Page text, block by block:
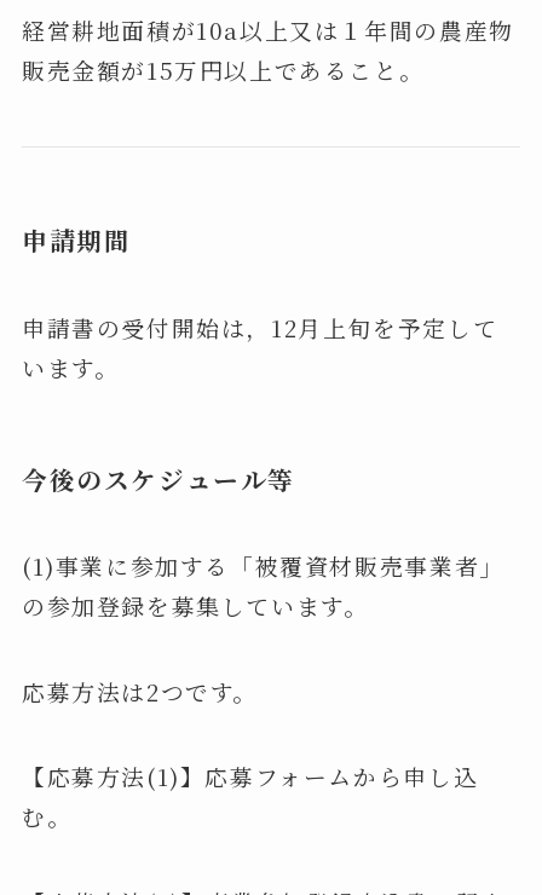
経営耕地面積が10a以上⼜は１年間の農産物
販売⾦額が15万円以上であること。
申請期間
申請書の受付開始は，12月上旬を予定して
います。
今後のスケジュール等
(1)事業に参加する「被覆資材販売事業者」
の参加登録を募集しています。
応募方法は2つです。
【応募方法(1)】応募フォームから申し込
む。